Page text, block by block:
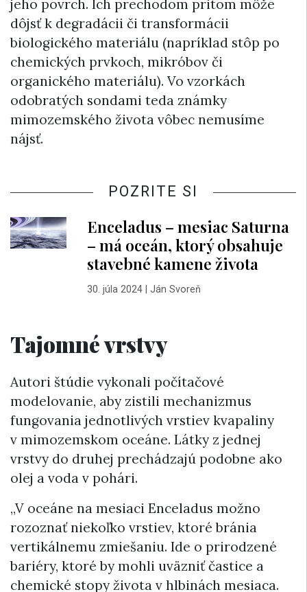
jeho povrch. Ich prechodom pritom môže
dôjsť k degradácii či transformácii
biologického materiálu (napríklad stôp po
chemických prvkoch, mikróbov či
organického materiálu). Vo vzorkách
odobratých sondami teda známky
mimozemského života vôbec nemusíme
nájsť.
POZRITE SI
Enceladus – mesiac Saturna
– má oceán, ktorý obsahuje
stavebné kamene života
30. júla 2024| Ján Svoreň
Tajomné vrstvy
Autori štúdie vykonali počítačové
modelovanie, aby zistili mechanizmus
fungovania jednotlivých vrstiev kvapaliny
v mimozemskom oceáne. Látky z jednej
vrstvy do druhej prechádzajú podobne ako
olej a voda v pohári.
„V oceáne na mesiaci Enceladus možno
rozoznať niekoľko vrstiev, ktoré bránia
vertikálnemu zmiešaniu. Ide o prirodzené
bariéry, ktoré by mohli uväzniť častice a
chemické stopy života v hlbinách mesiaca.